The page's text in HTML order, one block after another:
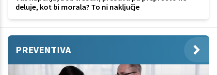
deluje, kot bi morala? To ni naključje
PREVENTIVA